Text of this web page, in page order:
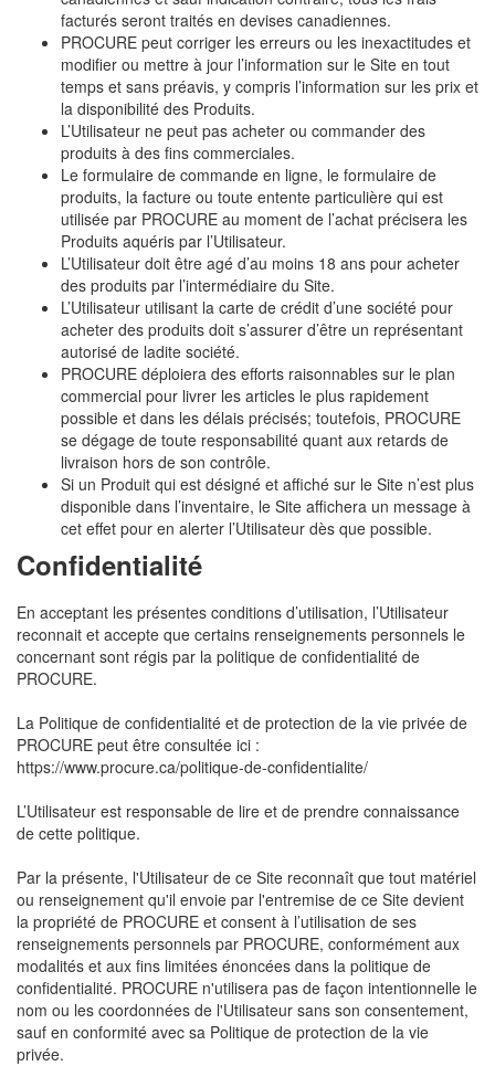
facturés seront traités en devises canadiennes.
PROCURE peut corriger les erreurs ou les inexactitudes et
modifier ou mettre à jour l’information sur le Site en tout
temps et sans préavis, y compris l’information sur les prix et
la disponibilité des Produits.
L’Utilisateur ne peut pas acheter ou commander des
produits à des fins commerciales.
Le formulaire de commande en ligne, le formulaire de
produits, la facture ou toute entente particulière qui est
utilisée par PROCURE au moment de l’achat précisera les
Produits aquéris par l’Utilisateur.
L’Utilisateur doit être agé d’au moins 18 ans pour acheter
des produits par l’intermédiaire du Site.
L’Utilisateur utilisant la carte de crédit d’une société pour
acheter des produits doit s’assurer d’être un représentant
autorisé de ladite société.
PROCURE déploiera des efforts raisonnables sur le plan
commercial pour livrer les articles le plus rapidement
possible et dans les délais précisés; toutefois, PROCURE
se dégage de toute responsabilité quant aux retards de
livraison hors de son contrôle.
Si un Produit qui est désigné et affiché sur le Site n’est plus
disponible dans l’inventaire, le Site affichera un message à
cet effet pour en alerter l’Utilisateur dès que possible.
Confidentialité
En acceptant les présentes conditions d’utilisation, l’Utilisateur
reconnait et accepte que certains renseignements personnels le
concernant sont régis par la politique de confidentialité de
PROCURE.
La Politique de confidentialité et de protection de la vie privée de
PROCURE peut être consultée ici :
https://www.procure.ca/politique-de-confidentialite/
L’Utilisateur est responsable de lire et de prendre connaissance
de cette politique.
Par la présente, l'Utilisateur de ce Site reconnaît que tout matériel
ou renseignement qu'il envoie par l'entremise de ce Site devient
la propriété de PROCURE et consent à l’utilisation de ses
renseignements personnels par PROCURE, conformément aux
modalités et aux fins limitées énoncées dans la politique de
confidentialité. PROCURE n'utilisera pas de façon intentionnelle le
nom ou les coordonnées de l'Utilisateur sans son consentement,
sauf en conformité avec sa Politique de protection de la vie
privée.